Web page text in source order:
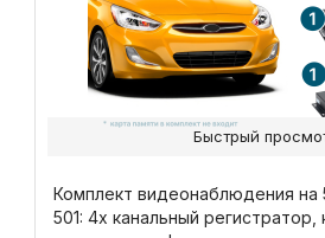
Комплект видеонаблюдения на
501: 4х канальный регистратор,
Быстрый